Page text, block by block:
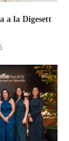
a la Digesett